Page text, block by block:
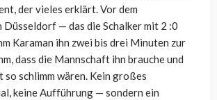
der vieles erklärt. Vor dem
— das die Schalker mit 2 :0
Karaman ihn zwei bis drei Minuten zur
dass die Mannschaft ihn brauche und
so schlimm wären. Kein großes
keine Aufführung — sondern ein